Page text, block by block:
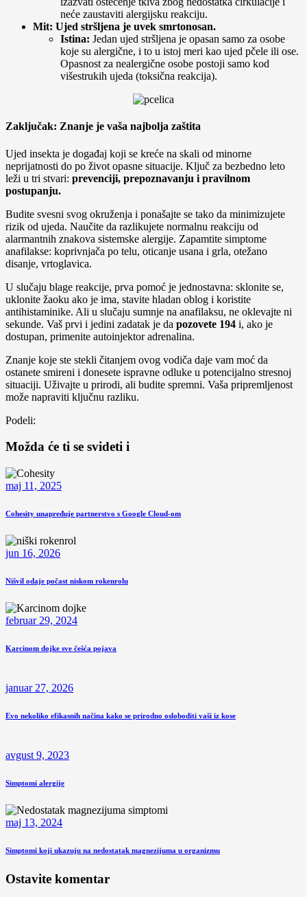
neće zaustaviti alergijsku reakciju.
Mit: Ujed stršljena je uvek smrtonosan.
Istina: Jedan ujed stršljena je opasan samo za osobe
koje su alergične, i to u istoj meri kao ujed pčele ili ose.
Opasnost za nealergične osobe postoji samo kod
višestrukih ujeda (toksična reakcija).
Zaključak: Znanje je vaša najbolja zaštita
Ujed insekta je događaj koji se kreće na skali od minorne
neprijatnosti do po život opasne situacije. Ključ za bezbedno leto
leži u tri stvari: prevenciji, prepoznavanju i pravilnom
postupanju.
Budite svesni svog okruženja i ponašajte se tako da minimizujete
rizik od ujeda. Naučite da razlikujete normalnu reakciju od
alarmantnih znakova sistemske alergije. Zapamtite simptome
anafilakse: koprivnjača po telu, oticanje usana i grla, otežano
disanje, vrtoglavica.
U slučaju blage reakcije, prva pomoć je jednostavna: sklonite se,
uklonite žaoku ako je ima, stavite hladan oblog i koristite
antihistaminike. Ali u slučaju sumnje na anafilaksu, ne oklevajte ni
sekunde. Vaš prvi i jedini zadatak je da pozovete 194 i, ako je
dostupan, primenite autoinjektor adrenalina.
Znanje koje ste stekli čitanjem ovog vodiča daje vam moć da
ostanete smireni i donesete ispravne odluke u potencijalno stresnoj
situaciji. Uživajte u prirodi, ali budite spremni. Vaša pripremljenost
može napraviti ključnu razliku.
Podeli:
Možda će ti se svideti i
maj 11, 2025
Cohesity unapređuje partnerstvo s Google Cloud-om
jun 16, 2026
Nišvil odaje počast niskom rokenrolu
februar 29, 2024
Karcinom dojke sve češća pojava
januar 27, 2026
Evo nekoliko efikasnih načina kako se prirodno osloboditi vaši iz kose
avgust 9, 2023
Simptomi alergije
maj 13, 2024
Simptomi koji ukazuju na nedostatak magnezijuma u organizmu
Ostavite komentar